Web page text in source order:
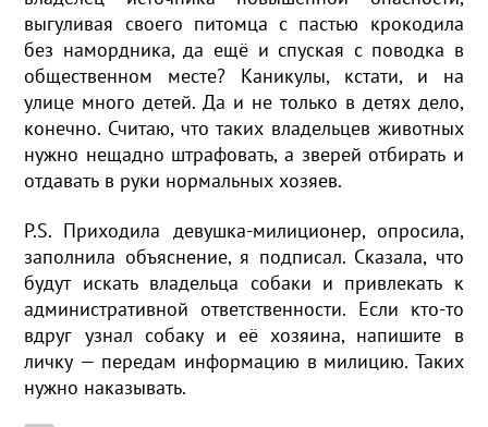
выгуливая своего питомца с пастью крокодила
без намордника, да ещё и спуская с поводка в
общественном месте? Каникулы, кстати, и на
улице много детей. Да и не только в детях дело,
конечно. Считаю, что таких владельцев животных
нужно нещадно штрафовать, а зверей отбирать и
отдавать в руки нормальных хозяев.
P.S. Приходила девушка-милиционер, опросила,
заполнила объяснение, я подписал. Сказала, что
будут искать владельца собаки и привлекать к
административной ответственности. Если кто-то
вдруг узнал собаку и её хозяина, напишите в
личку — передам информацию в милицию. Таких
нужно наказывать.